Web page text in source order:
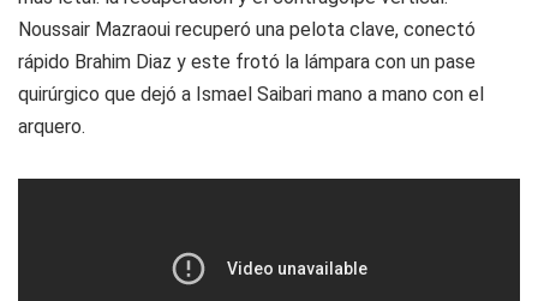
Noussair Mazraoui recuperó una pelota clave, conectó
rápido Brahim Diaz y este frotó la lámpara con un pase
quirúrgico que dejó a Ismael Saibari mano a mano con el
arquero.